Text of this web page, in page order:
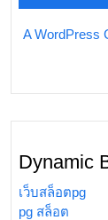
A WordPress
Dynamic
เว็บสล็อตpg
pg สล็อต